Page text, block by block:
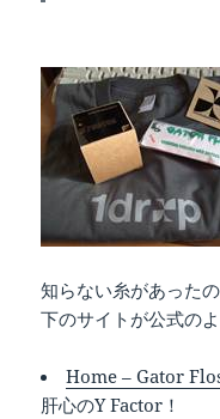
知らない糸があった
下のサイトが公式のよ
Home – Gator
肝心のY Factor！